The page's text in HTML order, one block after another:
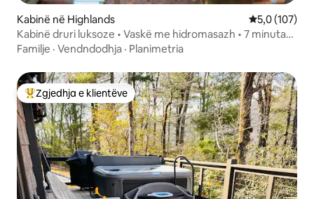
Kabinë në Highlands Vlerësimi
5,0 (107)
Kabinë druri luksoze • Vaskë me hidromasazh • 7 minuta
deri në Highlands
Familje · Vendndodhja · Planimetria
Më të mirat e zgjedhjeve të klientëve
Zgjedhja e klientëve